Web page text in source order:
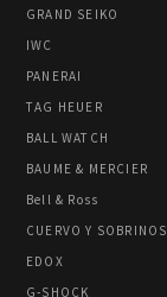
GRAND SEIKO
IWC
PANERAI
TAG HEUER
BALL WATCH
BAUME & MERCIER
Bell & Ross
CUERVO Y SOBRINOS
EDOX
G-SHOCK